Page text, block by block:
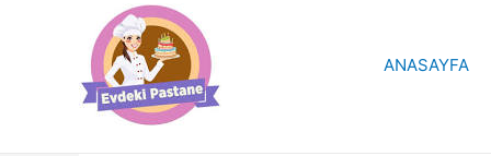
ANASAYFA